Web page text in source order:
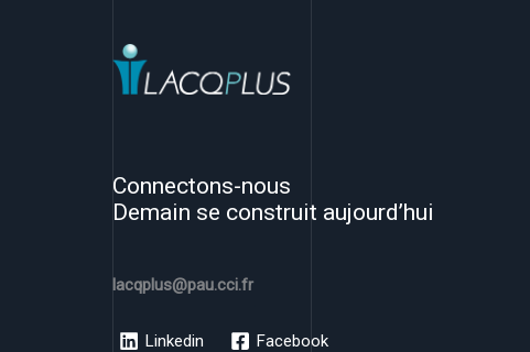
Connectons-nous
Demain se construit aujourd’hui
lacqplus@pau.cci.fr
Linkedin Facebook